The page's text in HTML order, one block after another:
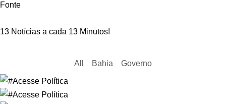
Fonte
13 Notícias a cada 13 Minutos!
All Bahia Governo